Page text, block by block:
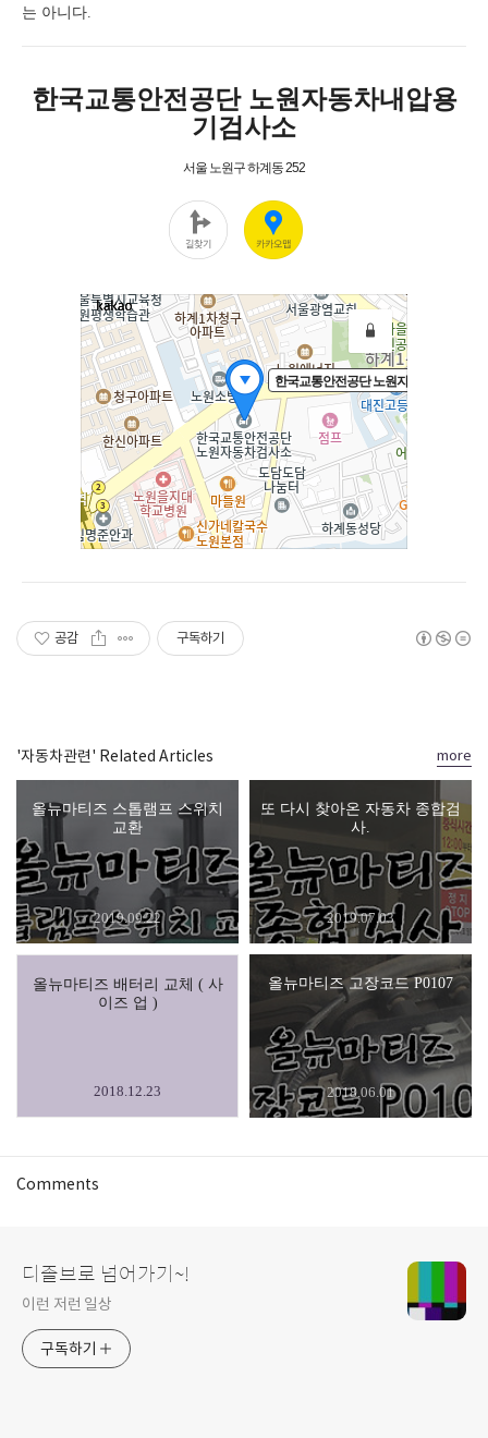
는 아니다.
공감 구독하기
'자동차관련' Related Articles
올뉴마티즈 스톱램프 스위치
교환
2019.09.22
또 다시 찾아온 자동차 종합검
사.
2019.07.03
올뉴마티즈 배터리 교체 ( 사
이즈 업 )
2018.12.23
올뉴마티즈 고장코드 P0107
2018.06.01
more
Comments
디졸브로 넘어가기~!
이런 저런 일상
구독하기